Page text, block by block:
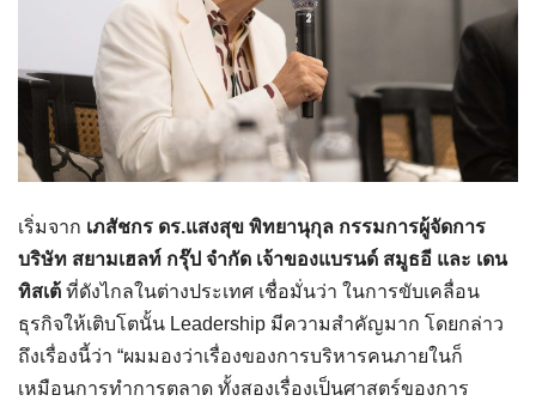
เริ่มจาก เภสัชกร ดร.แสงสุข พิทยานุกุล กรรมการผู้จัดการ
บริษัท สยามเฮลท์ กรุ๊ป จำกัด เจ้าของแบรนด์ สมูธอี และ เดน
ทิสเต้ ที่ดังไกลในต่างประเทศ เชื่อมั่นว่า ในการขับเคลื่อน
ธุรกิจให้เติบโตนั้น Leadership มีความสำคัญมาก โดยกล่าว
ถึงเรื่องนี้ว่า “ผมมองว่าเรื่องของการบริหารคนภายในก็
เหมือนการทำการตลาด ทั้งสองเรื่องเป็นศาสตร์ของการ